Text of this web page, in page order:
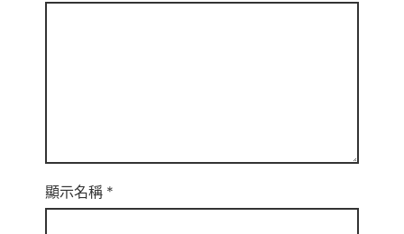
顯示名稱 *